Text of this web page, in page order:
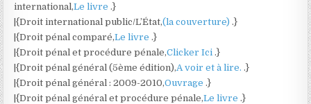
international,Le livre .}
|{Droit international public/L’État,(la couverture) .}
|{Droit pénal comparé,Le livre .}
|{Droit pénal et procédure pénale,Clicker Ici .}
|{Droit pénal général (5ème édition),A voir et à lire. .}
|{Droit pénal général : 2009-2010,Ouvrage .}
|{Droit pénal général et procédure pénale,Le livre .}